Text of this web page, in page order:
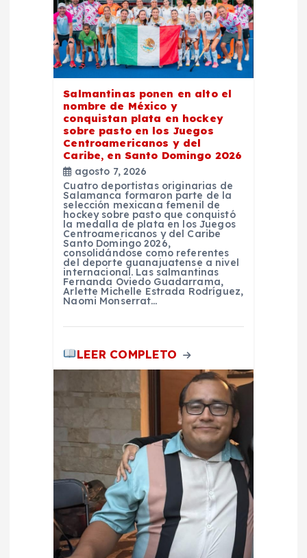
Salmantinas ponen en alto el
nombre de México y
conquistan plata en hockey
sobre pasto en los Juegos
Centroamericanos y del
Caribe, en Santo Domingo 2026
agosto 7, 2026
Cuatro deportistas originarias de
Salamanca formaron parte de la
selección mexicana femenil de
hockey sobre pasto que conquistó
la medalla de plata en los Juegos
Centroamericanos y del Caribe
Santo Domingo 2026,
consolidándose como referentes
del deporte guanajuatense a nivel
internacional. Las salmantinas
Fernanda Oviedo Guadarrama,
Arlette Michelle Estrada Rodríguez,
Naomi Monserrat…
LEER COMPLETO